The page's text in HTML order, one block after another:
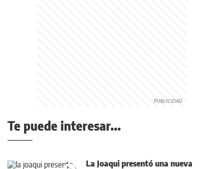
Te puede interesar...
La Joaqui presentó una nueva